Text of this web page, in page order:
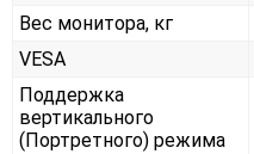
Вес монитора, кг
VESA
Поддержка
вертикального
(Портретного) режима